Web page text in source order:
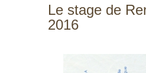
Le stage de
2016